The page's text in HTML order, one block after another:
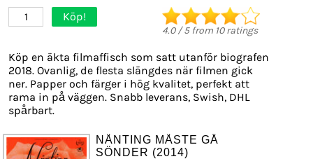
1 Köp!
4.0/5from 10ratings
Köp en äkta filmaffisch som satt utanför biografen
2018. Ovanlig, de flesta slängdes när filmen gick
ner. Papper och färger i hög kvalitet, perfekt att
rama in på väggen. Snabb leverans, Swish, DHL
spårbart.
NÅNTING MÅSTE GÅ
SÖNDER (2014)